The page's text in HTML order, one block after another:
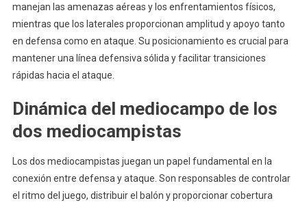
manejan las amenazas aéreas y los enfrentamientos físicos,
mientras que los laterales proporcionan amplitud y apoyo tanto
en defensa como en ataque. Su posicionamiento es crucial para
mantener una línea defensiva sólida y facilitar transiciones
rápidas hacia el ataque.
Dinámica del mediocampo de los
dos mediocampistas
Los dos mediocampistas juegan un papel fundamental en la
conexión entre defensa y ataque. Son responsables de controlar
el ritmo del juego, distribuir el balón y proporcionar cobertura